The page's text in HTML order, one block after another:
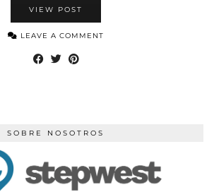
VIEW POST
LEAVE A COMMENT
SOBRE NOSOTROS